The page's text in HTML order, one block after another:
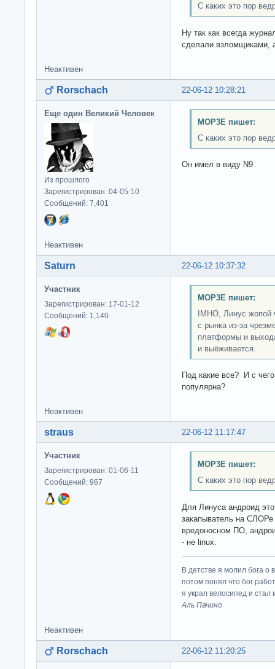
С каких это пор
Ну так как всегда
сделали взломщиками,
Неактивен
22-06-12 10:28:21
Rorschach
Еще один Великий Человек
Из прошлого
Зарегистрирован: 04-05-10
Сообщений: 7,401
MOP3E пишет:
С каких это пор
Он имел в виду N9
Неактивен
22-06-12 10:37:32
Saturn
Участник
Зарегистрирован: 17-01-12
Сообщений: 1,140
MOP3E пишет:
IMHO, Линус жопой
с рынка из-за
платформы и
и выёживается.
Под какие все? И с
популярна?
Неактивен
22-06-12 11:17:47
straus
Участник
Зарегистрирован: 01-06-11
Сообщений: 967
MOP3E пишет:
С каких это пор
Для Линуса андроид
закапыватель на СЛОРе
вредоносном ПО,
- не linux.
В детстве я молил бога о
потом понял что бог
я украл велосипед и стал
Аль Пачино
Неактивен
22-06-12 11:20:25
Rorschach